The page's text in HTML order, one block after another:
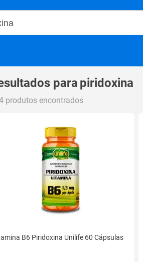
Magalu
para piridoxina
produtos encontrados
B6 Piridoxina Unilife 60 Cápsulas